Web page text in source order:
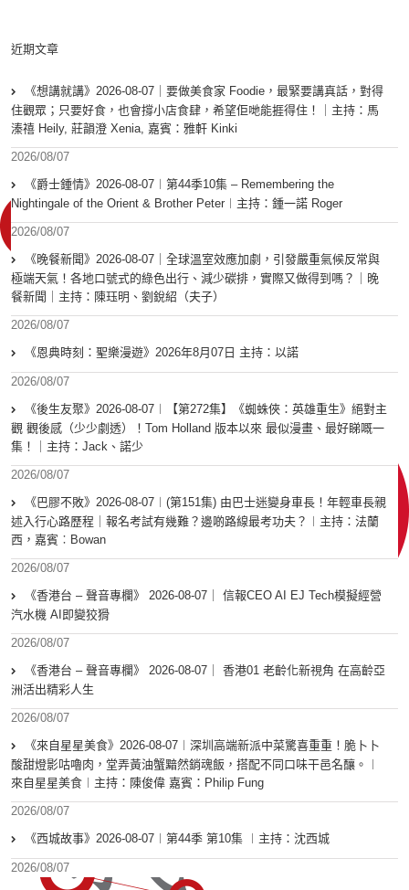
近期文章
《想講就講》2026-08-07｜要做美食家 Foodie，最緊要講真話，對得
住觀眾；只要好食，也會撐小店食肆，希望佢哋能捱得住！｜主持：馬
溱禧 Heily, 莊韻澄 Xenia, 嘉賓：雅軒 Kinki
2026/08/07
《爵士鍾情》2026-08-07︱第44季10集 – Remembering the
Nightingale of the Orient & Brother Peter︱主持：鍾一諾 Roger
2026/08/07
《晚餐新聞》2026-08-07｜全球溫室效應加劇，引發嚴重氣候反常與
極端天氣！各地口號式的綠色出行、減少碳排，實際又做得到嗎？｜晚
餐新聞｜主持：陳珏明、劉銳紹（夫子）
2026/08/07
《恩典時刻：聖樂漫遊》2026年8月07日 主持：以諾
2026/08/07
《後生友聚》2026-08-07︱【第272集】《蜘蛛俠：英雄重生》絕對主
觀 觀後感（少少劇透）！Tom Holland 版本以來 最似漫畫、最好睇嘅一
集！｜主持：Jack、諾少
2026/08/07
《巴膠不敗》2026-08-07︱(第151集) 由巴士迷變身車長！年輕車長親
述入行心路歷程｜報名考試有幾難？邊啲路線最考功夫？︱主持：法蘭
西，嘉賓︰Bowan
2026/08/07
《香港台 – 聲音專欄》 2026-08-07｜ 信報CEO AI EJ Tech模擬經營
汽水機 AI即變狡猾
2026/08/07
《香港台 – 聲音專欄》 2026-08-07｜ 香港01 老齡化新視角 在高齡亞
洲活出精彩人生
2026/08/07
《來自星星美食》2026-08-07︱深圳高端新派中菜驚喜重重！脆卜卜
酸甜燈影咕嚕肉，堂弄黃油蟹黯然銷魂飯，搭配不同口味干邑名釀。︱
來自星星美食︱主持：陳俊偉 嘉賓：Philip Fung
2026/08/07
《西城故事》2026-08-07︱第44季 第10集 ︱主持：沈西城
2026/08/07